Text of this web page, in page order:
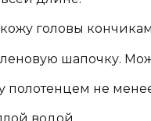
головы
шапочку.
полотенцем не